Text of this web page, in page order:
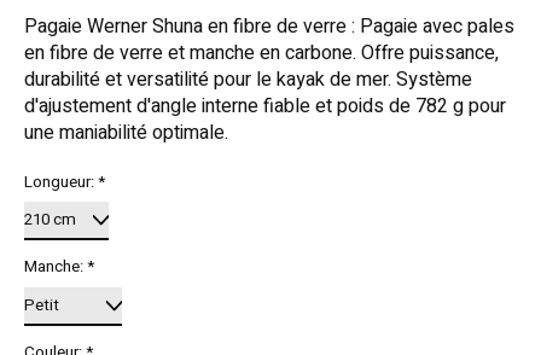
Pagaie Werner Shuna en fibre de verre : Pagaie avec pales
en fibre de verre et manche en carbone. Offre puissance,
durabilité et versatilité pour le kayak de mer. Système
d'ajustement d'angle interne fiable et poids de 782 g pour
une maniabilité optimale.
Longueur:*
Manche:*